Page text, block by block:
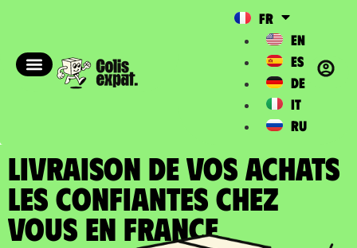
FR
EN
ES
DE
IT
RU
LIVRAISON DE VOS ACHATS
LES CONFIANTES chez
vous en France